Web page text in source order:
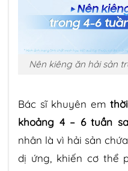
Nên kiêng ăn hải sản
Bác sĩ khuyên em
khoảng 4 – 6 tuần
nhân là vì hải sản
dị ứng, khiến cơ thể